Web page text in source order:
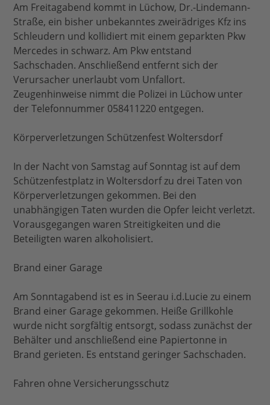
Am Freitagabend kommt in Lüchow, Dr.-Lindemann-
Straße, ein bisher unbekanntes zweirädriges Kfz ins
Schleudern und kollidiert mit einem geparkten Pkw
Mercedes in schwarz. Am Pkw entstand
Sachschaden. Anschließend entfernt sich der
Verursacher unerlaubt vom Unfallort.
Zeugenhinweise nimmt die Polizei in Lüchow unter
der Telefonnummer 058411220 entgegen.
Körperverletzungen Schützenfest Woltersdorf
In der Nacht von Samstag auf Sonntag ist auf dem
Schützenfestplatz in Woltersdorf zu drei Taten von
Körperverletzungen gekommen. Bei den
unabhängigen Taten wurden die Opfer leicht verletzt.
Vorausgegangen waren Streitigkeiten und die
Beteiligten waren alkoholisiert.
Brand einer Garage
Am Sonntagabend ist es in Seerau i.d.Lucie zu einem
Brand einer Garage gekommen. Heiße Grillkohle
wurde nicht sorgfältig entsorgt, sodass zunächst der
Behälter und anschließend eine Papiertonne in
Brand gerieten. Es entstand geringer Sachschaden.
Fahren ohne Versicherungsschutz